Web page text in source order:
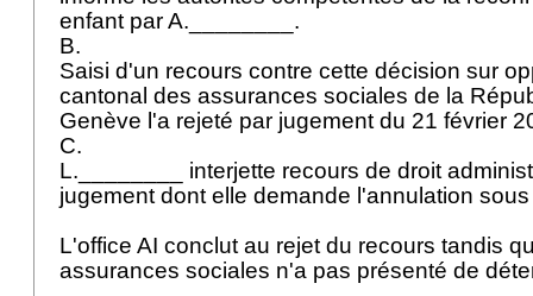
enfant par A.________.
B.
Saisi d'un recours contre cette décision sur
cantonal des assurances sociales de la
Genève l'a rejeté par jugement du 21 février
C.
L.________ interjette recours de droit
jugement dont elle demande l'annulation
L'office AI conclut au rejet du recours tandis
assurances sociales n'a pas présenté de